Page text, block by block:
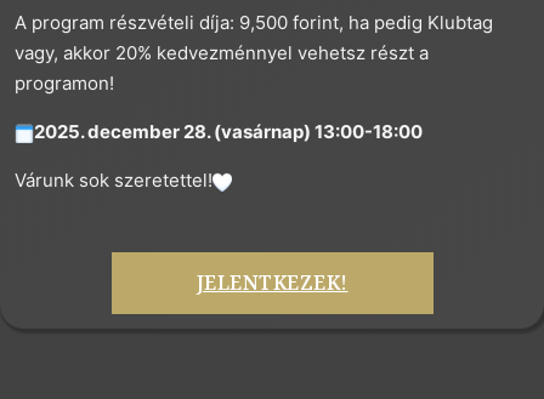
A program részvételi díja: 9,500 forint, ha pedig Klubtag
vagy, akkor 20% kedvezménnyel vehetsz részt a
programon!
2025. december 28. (vasárnap) 13:00-18:00
Várunk sok szeretettel!
JELENTKEZEK!